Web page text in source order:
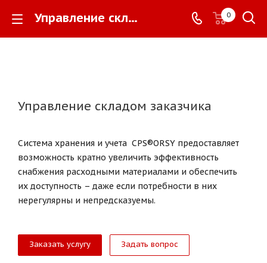
Управление складом заказчика - 0
Управление складом заказчика
Система хранения и учета CPS®ORSY предоставляет
возможность кратно увеличить эффективность
снабжения расходными материалами и обеспечить
их доступность – даже если потребности в них
нерегулярны и непредсказуемы.
Заказать услугу Задать вопрос